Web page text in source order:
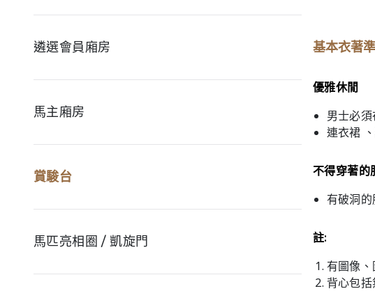
遴選會員廂房
馬主廂房
賞駿台
馬匹亮相圈 / 凱旋門
基本衣著
優雅休閒
男士必
連衣裙
不得穿著的
有破洞
註:
有圖像
背心包